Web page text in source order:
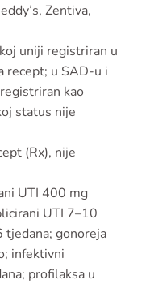
Zentiva,
uniji registriran u
recept; u SAD-u i
kao
status nije
(Rx), nije
UTI 400 mg
UTI 7–10
gonoreja
infektivni
profilaksa u